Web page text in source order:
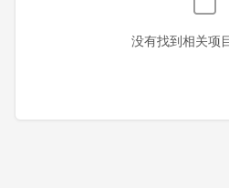
台湾
没有找到相关项